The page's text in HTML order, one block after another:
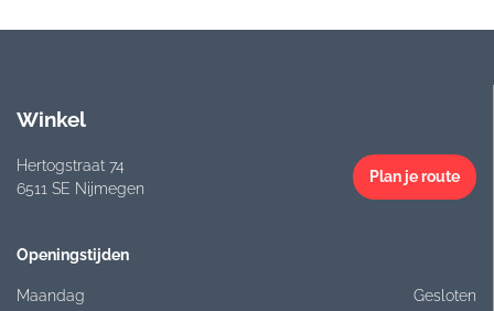
Winkel
Hertogstraat 74
6511 SE Nijmegen
Plan je route
Openingstijden
Maandag
Gesloten